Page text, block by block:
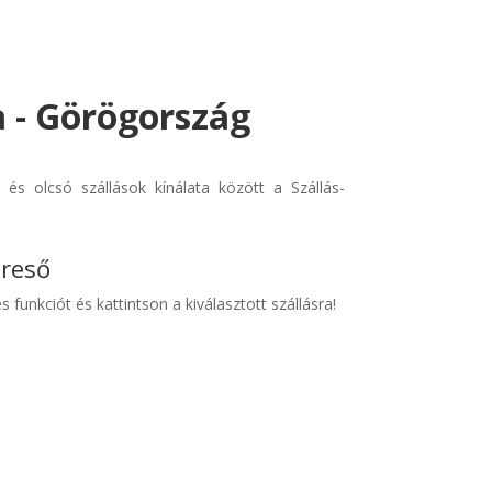
- Görögország
és olcsó szállások kínálata között a Szállás-
funkciót és kattintson a kiválasztott szállásra!